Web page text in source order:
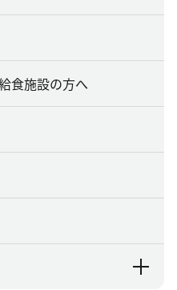
食施設の方へ